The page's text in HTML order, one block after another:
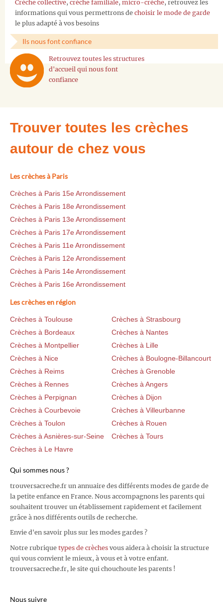
Crèche collective, crèche familiale, micro-crèche, retrouvez les
informations qui vous permettrons de choisir le mode de garde
le plus adapté à vos besoins
Ils nous font confiance
Retrouvez toutes les structures
d'accueil qui nous font
confiance
Trouver toutes les crèches
autour de chez vous
Les crèches à Paris
Crèches à Paris 15e Arrondissement
Crèches à Paris 18e Arrondissement
Crèches à Paris 13e Arrondissement
Crèches à Paris 17e Arrondissement
Crèches à Paris 11e Arrondissement
Crèches à Paris 12e Arrondissement
Crèches à Paris 14e Arrondissement
Crèches à Paris 16e Arrondissement
Les crèches en région
Crèches à Toulouse
Crèches à Strasbourg
Crèches à Bordeaux
Crèches à Nantes
Crèches à Montpellier
Crèches à Lille
Crèches à Nice
Crèches à Boulogne-Billancourt
Crèches à Reims
Crèches à Grenoble
Crèches à Rennes
Crèches à Angers
Crèches à Perpignan
Crèches à Dijon
Crèches à Courbevoie
Crèches à Villeurbanne
Crèches à Toulon
Crèches à Rouen
Crèches à Asnières-sur-Seine
Crèches à Tours
Crèches à Le Havre
Qui sommes nous ?
trouversacreche.fr un annuaire des différents modes de garde de
la petite enfance en France. Nous accompagnons les parents qui
souhaitent trouver un établissement rapidement et facilement
grâce à nos différents outils de recherche.
Envie d'en savoir plus sur les modes gardes ?
Notre rubrique types de crèches vous aidera à choisir la structure
qui vous convient le mieux, à vous et à votre enfant.
trouversacreche.fr, le site qui chouchoute les parents !
Nous suivre